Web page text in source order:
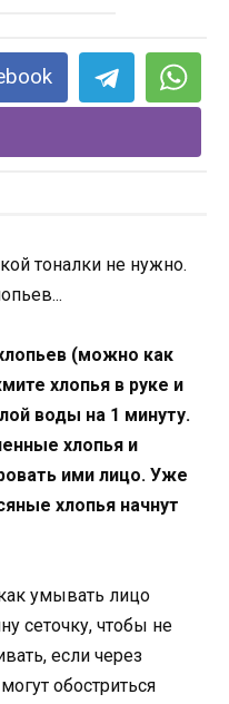
(можно как
хлопья в руке и
воды на 1 минуту.
хлопья и
ими лицо. Уже
хлопья начнут
умывать лицо
сеточку, чтобы не
если через
обостриться